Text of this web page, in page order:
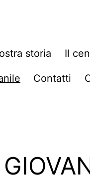
storia Il
Contatti